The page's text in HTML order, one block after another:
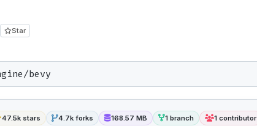
Star
47.5k stars 4.7k forks 168.57 MB 1 branch 1 contributor